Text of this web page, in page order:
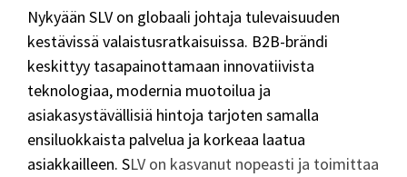
Nykyään SLV on globaali johtaja tulevaisuuden
kestävissä valaistusratkaisuissa. B2B-brändi
keskittyy tasapainottamaan innovatiivista
teknologiaa, modernia muotoilua ja
asiakasystävällisiä hintoja tarjoten samalla
ensiluokkaista palvelua ja korkeaa laatua
asiakkailleen. SLV on kasvanut nopeasti ja toimittaa